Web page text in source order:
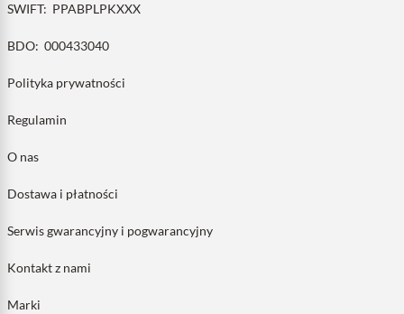
SWIFT: PPABPLPKXXX
BDO: 000433040
Polityka prywatności
Regulamin
O nas
Dostawa i płatności
Serwis gwarancyjny i pogwarancyjny
Kontakt z nami
Marki